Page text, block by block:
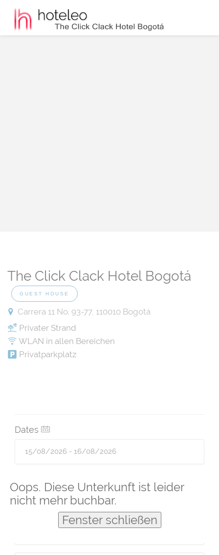
Oops. Diese Unterkunft ist leider
nicht mehr buchbar.
Fenster schließen
The Click Clack Hotel Bogotá
GUEST HOUSE
Carrera 11 No. 93-77, 110010 Bogotá
Privater Strand
WLAN in allen Bereichen
Privatparkplatz
Dates